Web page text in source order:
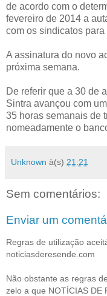
de acordo com o
fevereiro de 2014 a
com os sindicatos
A assinatura do novo
próxima semana.
De referir que a 30 de
Sintra avançou com
35 horas semanais de
nomeadamente o
Unknown à(s) 21:21
Sem comentários:
Enviar um
Regras de utilização
noticiasderesende.com
Não obstante as regras
zelo a que NOTÍCIAS DE